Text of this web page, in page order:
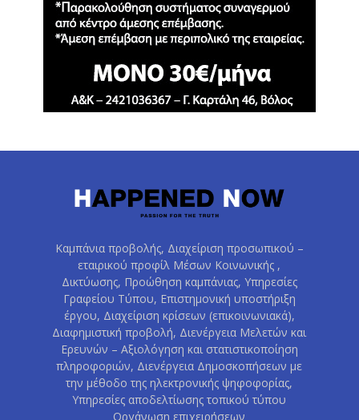
Καμπάνια προβολής, Διαχείριση προσωπικού –
εταιρικού προφίλ Μέσων Κοινωνικής ,
Δικτύωσης, Προώθηση καμπάνιας, Υπηρεσίες
Γραφείου Τύπου, Επιστημονική υποστήριξη
έργου, Διαχείριση κρίσεων (επικοινωνιακά),
Διαφημιστική προβολή, Διενέργεια Μελετών και
Ερευνών – Αξιολόγηση και στατιστικοποίηση
πληροφοριών, Διενέργεια Δημοσκοπήσεων με
την μέθοδο της ηλεκτρονικής ψηφοφορίας,
Υπηρεσίες αποδελτίωσης τοπικού τύπου
Οργάνωση επιχειρήσεων